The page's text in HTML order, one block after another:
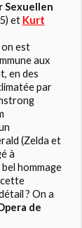
Sexuellen
et Kurt
on est
aux
en des
par
(Zelda et
à
hommage
? On a
de